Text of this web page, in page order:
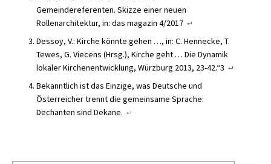
Gemeindereferenten. Skizze einer neuen
Rollenarchitektur, in: das magazin 4/2017
Dessoy, V.: Kirche könnte gehen …, in: C. Hennecke, T.
Tewes, G. Viecens (Hrsg.), Kirche geht … Die Dynamik
lokaler Kirchenentwicklung, Würzburg 2013, 23-42.“3
Bekanntlich ist das Einzige, was Deutsche und
Österreicher trennt die gemeinsame Sprache:
Dechanten sind Dekane.